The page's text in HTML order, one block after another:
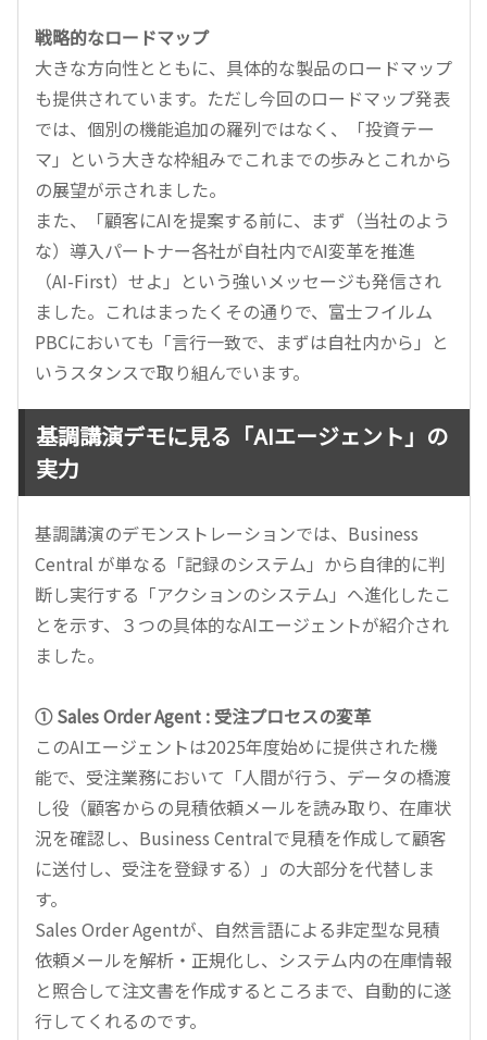
戦略的なロードマップ
大きな方向性とともに、具体的な製品のロードマップ
も提供されています。ただし今回のロードマップ発表
では、個別の機能追加の羅列ではなく、「投資テー
マ」という大きな枠組みでこれまでの歩みとこれから
の展望が示されました。
また、「顧客にAIを提案する前に、まず（当社のよう
な）導入パートナー各社が自社内でAI変革を推進
（AI-First）せよ」という強いメッセージも発信され
ました。これはまったくその通りで、富士フイルム
PBCにおいても「言行一致で、まずは自社内から」と
いうスタンスで取り組んでいます。
基調講演デモに見る「AIエージェント」の
実力
基調講演のデモンストレーションでは、Business
Central が単なる「記録のシステム」から自律的に判
断し実行する「アクションのシステム」へ進化したこ
とを示す、３つの具体的なAIエージェントが紹介され
ました。
① Sales Order Agent : 受注プロセスの変革
このAIエージェントは2025年度始めに提供された機
能で、受注業務において「人間が行う、データの橋渡
し役（顧客からの見積依頼メールを読み取り、在庫状
況を確認し、Business Centralで見積を作成して顧客
に送付し、受注を登録する）」の大部分を代替しま
す。
Sales Order Agentが、自然言語による非定型な見積
依頼メールを解析・正規化し、システム内の在庫情報
と照合して注文書を作成するところまで、自動的に遂
行してくれるのです。